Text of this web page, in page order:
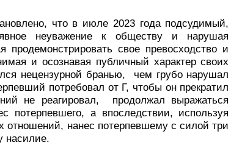
что в июле 2023 года подсудимый,
неуважение к обществу и нарушая
свое превосходство и
и осознавая публичный характер своих
нецензурной бранью, чем грубо нарушал
потребовал от Г, чтобы он прекратил
не реагировал, продолжал выражаться
а впоследствии, используя
отношений, нанес потерпевшему с силой три
насилие.